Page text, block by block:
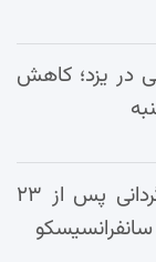
در یزد؛ کاهش
بازگشت دنی دویتو به کارگردانی پس از ۲۳